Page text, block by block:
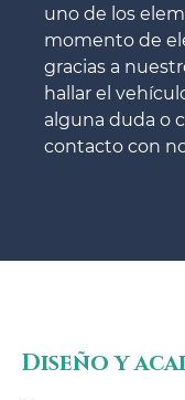
uno de los
momento de
gracias a
hallar el
alguna duda o
contacto con
Diseño y